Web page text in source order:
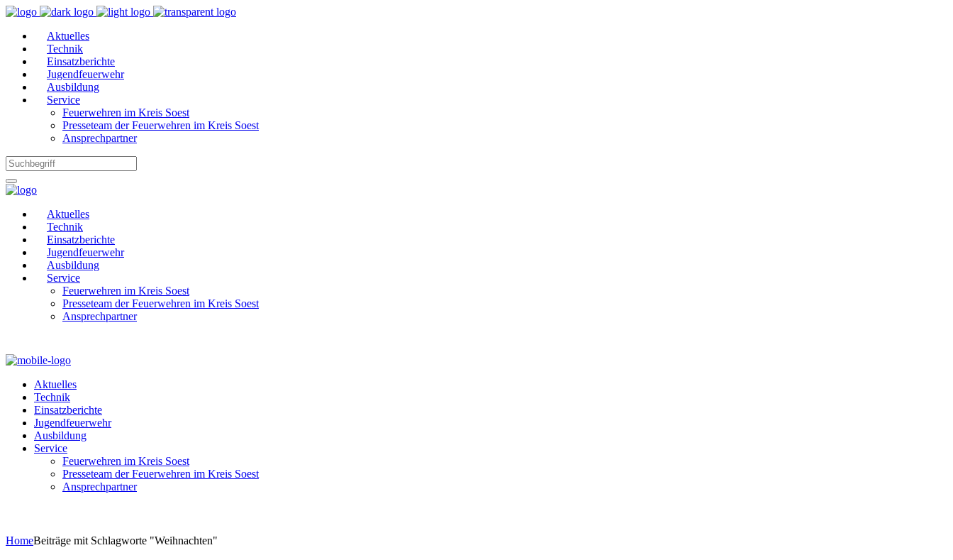
Aktuelles
Technik
Einsatzberichte
Jugendfeuerwehr
Ausbildung
Service
Feuerwehren im Kreis Soest
Presseteam der Feuerwehren im Kreis Soest
Ansprechpartner
Aktuelles
Technik
Einsatzberichte
Jugendfeuerwehr
Ausbildung
Service
Feuerwehren im Kreis Soest
Presseteam der Feuerwehren im Kreis Soest
Ansprechpartner
Aktuelles
Technik
Einsatzberichte
Jugendfeuerwehr
Ausbildung
Service
Feuerwehren im Kreis Soest
Presseteam der Feuerwehren im Kreis Soest
Ansprechpartner
HomeBeiträge mit Schlagworte "Weihnachten"